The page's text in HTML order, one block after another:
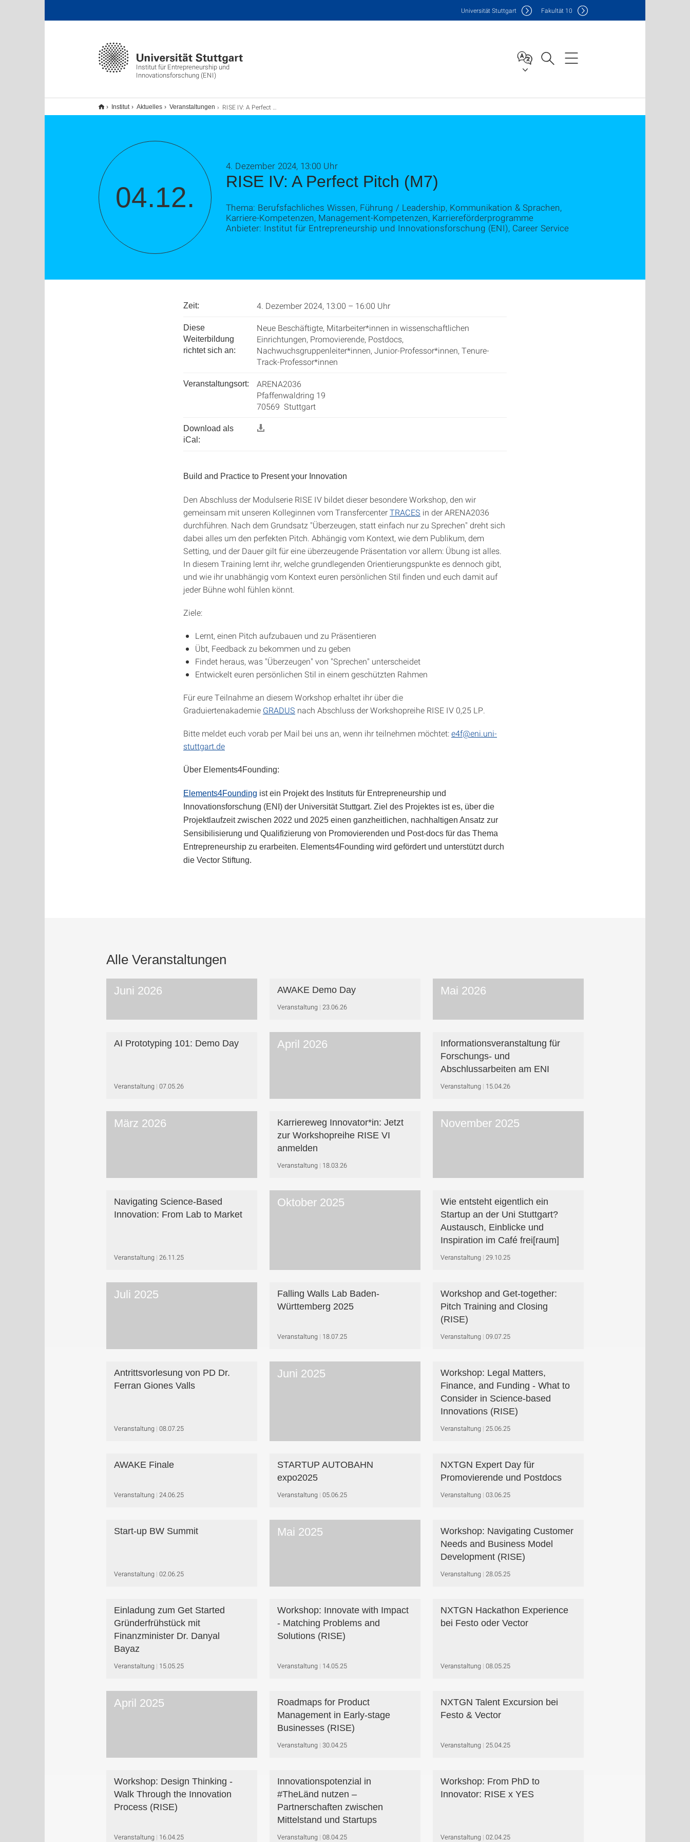
Institut für Entrepreneurship und
Innovationsforschung (ENI)
Universität Stuttgart Fakultät 10
Institut Aktuelles Veranstaltungen RISE IV: A Perfect Pitch (M7)
04.12. RISE IV: A Perfect Pitch (M7)
4. Dezember 2024, 13:00 Uhr
Thema: Berufsfachliches Wissen, Führung / Leadership, Kommunikation & Sprachen,
Karriere-Kompetenzen, Management-Kompetenzen, Karriereförderprogramme
Anbieter: Institut für Entrepreneurship und Innovationsforschung (ENI), Career Service
Zeit: 4. Dezember 2024, 13:00 – 16:00 Uhr
Diese
Weiterbildung
richtet sich an:
Neue Beschäftigte, Mitarbeiter*innen in wissenschaftlichen
Einrichtungen, Promovierende, Postdocs,
Nachwuchsgruppenleiter*innen, Junior-Professor*innen, Tenure-
Track-Professor*innen
Veranstaltungsort:
ARENA2036
Pfaffenwaldring 19
70569 Stuttgart
Download als
iCal:
Build and Practice to Present your Innovation
Den Abschluss der Modulserie RISE IV bildet dieser besondere Workshop, den wir
gemeinsam mit unseren Kolleginnen vom TransfercenterTRACES in der ARENA2036
durchführen. Nach dem Grundsatz "Überzeugen, statt einfach nur zu Sprechen" dreht sich
dabei alles um den perfekten Pitch. Abhängig vom Kontext, wie dem Publikum, dem
Setting, und der Dauer gilt für eine überzeugende Präsentation vor allem: Übung ist alles.
In diesem Training lernt ihr, welche grundlegenden Orientierungspunkte es dennoch gibt,
und wie ihr unabhängig vom Kontext euren persönlichen Stil finden und euch damit auf
jeder Bühne wohl fühlen könnt.
Ziele:
Lernt, einen Pitch aufzubauen und zu Präsentieren
Übt, Feedback zu bekommen und zu geben
Findet heraus, was "Überzeugen" von "Sprechen" unterscheidet
Entwickelt euren persönlichen Stil in einem geschützten Rahmen
Für eure Teilnahme an diesem Workshop erhaltet ihr über die
Graduiertenakademie GRADUS nach Abschluss der Workshopreihe RISE IV 0,25 LP.
Bitte meldet euch vorab per Mail bei uns an, wenn ihr teilnehmen möchtet:e4f@eni.uni-
stuttgart.de
Über Elements4Founding:
Elements4Founding ist ein Projekt des Instituts für Entrepreneurship und
Innovationsforschung (ENI) der Universität Stuttgart. Ziel des Projektes ist es, über die
Projektlaufzeit zwischen 2022 und 2025 einen ganzheitlichen, nachhaltigen Ansatz zur
Sensibilisierung und Qualifizierung von Promovierenden und Post-docs für das Thema
Entrepreneurship zu erarbeiten. Elements4Founding wird gefördert und unterstützt durch
die Vector Stiftung.
Alle Veranstaltungen
Juni 2026 AWAKE Demo Day
Veranstaltung 23.06.26
Mai 2026
AI Prototyping 101: Demo Day
Veranstaltung 07.05.26
April 2026
Informationsveranstaltung für
Forschungs- und
Abschlussarbeiten am ENI
Veranstaltung 15.04.26
März 2026
Karriereweg Innovator*in: Jetzt
zur Workshop­reihe RISE VI
anmelden
Veranstaltung 18.03.26
November 2025
Navigating Science-Based
Innovation: From Lab to Market
Veranstaltung 26.11.25
Oktober 2025
Wie entsteht eigentlich ein
Startup an der Uni Stuttgart?
Austausch, Einblicke und
Inspiration im Café frei[raum]
Veranstaltung 29.10.25
Juli 2025
Falling Walls Lab Baden-
Württemberg 2025
Veranstaltung 18.07.25
Workshop and Get-together:
Pitch Training and Closing
(RISE)
Veranstaltung 09.07.25
Antrittsvorlesung von PD Dr.
Ferran Giones Valls
Veranstaltung 08.07.25
Juni 2025
Workshop: Legal Matters,
Finance, and Funding - What to
Consider in Science-based
Innovations (RISE)
Veranstaltung 25.06.25
AWAKE Finale
Veranstaltung 24.06.25
STARTUP AUTOBAHN
expo2025
Veranstaltung 05.06.25
NXTGN Expert Day für
Promovierende und Postdocs
Veranstaltung 03.06.25
Start-up BW Summit
Veranstaltung 02.06.25
Mai 2025
Workshop: Navigating Customer
Needs and Business Model
Development (RISE)
Veranstaltung 28.05.25
Einladung zum Get Started
Gründerfrühstück mit
Finanzminister Dr. Danyal
Bayaz
Veranstaltung 15.05.25
Workshop: Innovate with Impact
- Matching Problems and
Solutions (RISE)
Veranstaltung 14.05.25
NXTGN Hackathon Experience
bei Festo oder Vector
Veranstaltung 08.05.25
April 2025
Roadmaps for Product
Management in Early-stage
Businesses (RISE)
Veranstaltung 30.04.25
NXTGN Talent Excursion bei
Festo & Vector
Veranstaltung 25.04.25
Workshop: Design Thinking -
Walk Through the Innovation
Process (RISE)
Veranstaltung 16.04.25
Innovationspotenzial in
#TheLänd nutzen –
Partnerschaften zwischen
Mittelstand und Startups
Veranstaltung 08.04.25
Workshop: From PhD to
Innovator: RISE x YES
Veranstaltung 02.04.25